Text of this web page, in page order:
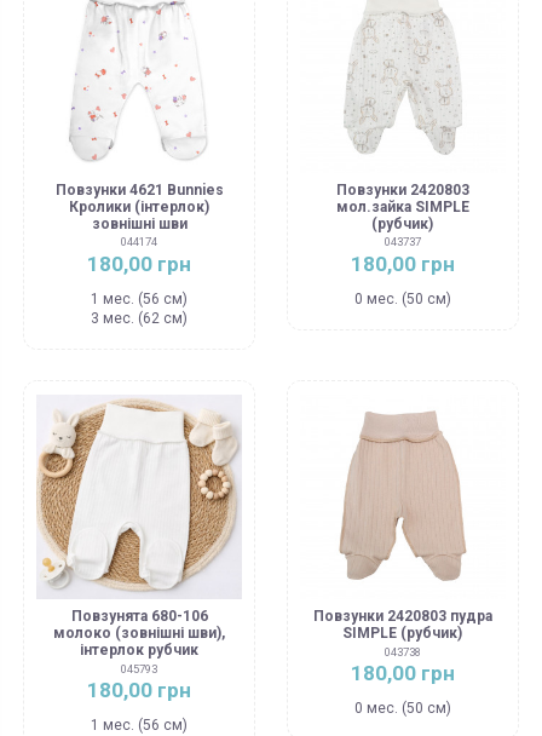
Повзунки 4621 Bunnies
Кролики (інтерлок)
зовнішні шви
044174
180,00 грн
1 мес. (56 см)
3 мес. (62 см)
Повзунки 2420803
мол.зайка SIMPLE
(рубчик)
043737
180,00 грн
0 мес. (50 см)
Повзунята 680-106
молоко (зовнішні шви),
інтерлок рубчик
045793
180,00 грн
1 мес. (56 см)
Повзунки 2420803 пудра
SIMPLE (рубчик)
043738
180,00 грн
0 мес. (50 см)